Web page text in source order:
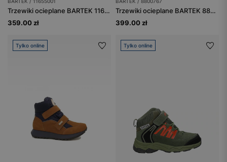
Trzewiki ocieplane BARTEK 11655001, czarny
359.00 zł
Trzewiki ocieplane BARTEK 88007-67, czarny + zielony
399.00 zł
Tylko online Tylko online